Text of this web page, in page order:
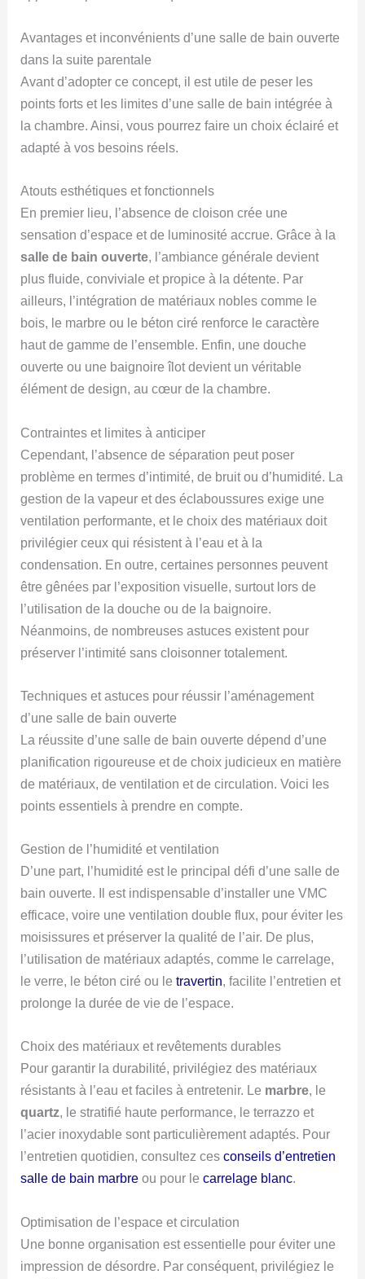
Avantages et inconvénients d’une salle de bain ouverte
dans la suite parentale
Avant d’adopter ce concept, il est utile de peser les
points forts et les limites d’une salle de bain intégrée à
la chambre. Ainsi, vous pourrez faire un choix éclairé et
adapté à vos besoins réels.
Atouts esthétiques et fonctionnels
En premier lieu, l’absence de cloison crée une
sensation d’espace et de luminosité accrue. Grâce à la
salle de bain ouverte, l’ambiance générale devient
plus fluide, conviviale et propice à la détente. Par
ailleurs, l’intégration de matériaux nobles comme le
bois, le marbre ou le béton ciré renforce le caractère
haut de gamme de l’ensemble. Enfin, une douche
ouverte ou une baignoire îlot devient un véritable
élément de design, au cœur de la chambre.
Contraintes et limites à anticiper
Cependant, l’absence de séparation peut poser
problème en termes d’intimité, de bruit ou d’humidité. La
gestion de la vapeur et des éclaboussures exige une
ventilation performante, et le choix des matériaux doit
privilégier ceux qui résistent à l’eau et à la
condensation. En outre, certaines personnes peuvent
être gênées par l’exposition visuelle, surtout lors de
l’utilisation de la douche ou de la baignoire.
Néanmoins, de nombreuses astuces existent pour
préserver l’intimité sans cloisonner totalement.
Techniques et astuces pour réussir l’aménagement
d’une salle de bain ouverte
La réussite d’une salle de bain ouverte dépend d’une
planification rigoureuse et de choix judicieux en matière
de matériaux, de ventilation et de circulation. Voici les
points essentiels à prendre en compte.
Gestion de l’humidité et ventilation
D’une part, l’humidité est le principal défi d’une salle de
bain ouverte. Il est indispensable d’installer une VMC
efficace, voire une ventilation double flux, pour éviter les
moisissures et préserver la qualité de l’air. De plus,
l’utilisation de matériaux adaptés, comme le carrelage,
le verre, le béton ciré ou letravertin, facilite l’entretien et
prolonge la durée de vie de l’espace.
Choix des matériaux et revêtements durables
Pour garantir la durabilité, privilégiez des matériaux
résistants à l’eau et faciles à entretenir. Le marbre, le
quartz, le stratifié haute performance, le terrazzo et
l’acier inoxydable sont particulièrement adaptés. Pour
l’entretien quotidien, consultez cesconseils d’entretien
salle de bain marbre ou pour lecarrelage blanc.
Optimisation de l’espace et circulation
Une bonne organisation est essentielle pour éviter une
impression de désordre. Par conséquent, privilégiez le